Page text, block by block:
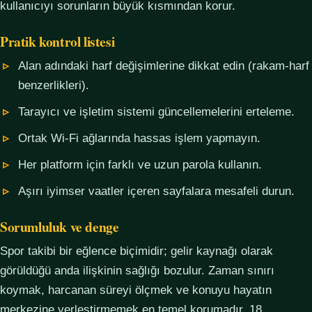
kullanıcıyı sorunların büyük kısmından korur.
Pratik kontrol listesi
Alan adındaki harf değişimlerine dikkat edin (rakam-harf
benzerlikleri).
Tarayıcı ve işletim sistemi güncellemelerini erteleme.
Ortak Wi-Fi ağlarında hassas işlem yapmayın.
Her platform için farklı ve uzun parola kullanın.
Aşırı iyimser vaatler içeren sayfalara mesafeli durun.
Sorumluluk ve denge
Spor takibi bir eğlence biçimidir; gelir kaynağı olarak
görüldüğü anda ilişkinin sağlığı bozulur. Zaman sınırı
koymak, harcanan süreyi ölçmek ve konuyu hayatın
merkezine yerleştirmemek en temel korumadır. 18